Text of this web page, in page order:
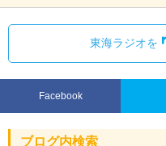
東海ラジオを
Facebook
ブログ内検索